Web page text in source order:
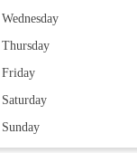
Wednesday
Thursday
Friday
Saturday
Sunday